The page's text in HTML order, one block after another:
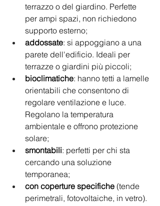
terrazzo o del giardino. Perfette
per ampi spazi, non richiedono
supporto esterno;
addossate: si appoggiano a una
parete dell'edificio. Ideali per
terrazze o giardini più piccoli;
bioclimatiche: hanno tetti a lamelle
orientabili che consentono di
regolare ventilazione e luce.
Regolano la temperatura
ambientale e offrono protezione
solare;
smontabili: perfetti per chi sta
cercando una soluzione
temporanea;
con coperture specifiche (tende
perimetrali, fotovoltaiche, in vetro).